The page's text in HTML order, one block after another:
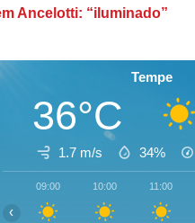
Ancelotti: “iluminado”
Tempe
36°C
1.7 m/s 34%
09:00 10:00 11:00
‹